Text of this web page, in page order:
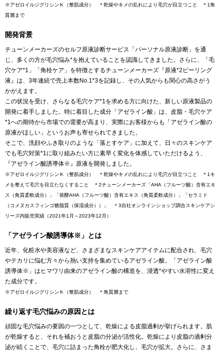
※アゼロイルジグリシンＫ（整肌成分） ＊乾燥やキメの乱れにより毛穴が目立つこと ＊1角
質層まで
開発背景
チューンメーカーズのセルフ原液診断サービス「パーソナル原液診断」を通
じ、多くの方が毛穴悩み*を抱えていることを認識してきました。さらに、「毛
穴ケア*1」「角栓ケア」を特徴とするチューンメーカーズ『原液*2ピーリング
液』は、3年連続で売上本数No.1*3を記録し、その人気からも関心の高さがう
かがえます。
この状況を受け、さらなる毛穴ケア*1を求める方に向けた、新しい原液製品の
開発に着手しました。特に着目した成分「アゼライン酸」は、皮脂・毛穴ケア
*1への期待から市場での需要が高まり、実際にお客様からも「アゼライン酸の
原液がほしい」というお声も寄せられてきました。
そこで、洗顔やふき取りのような「落とすケア」に加えて、日々のスキンケア
でも毛穴対策*1に取り組みたい方に素早く変化を体感していただけるよう、
『アゼライン酸誘導体※』原液を開発しました。
※アゼロイルジグリシンＫ（整肌成分） ＊乾燥やキメの乱れにより毛穴が目立つこと ＊1キ
メを整えて毛穴を目立たなくすること ＊2チューンメーカーズ「AHA（フルーツ酸）含有エキ
ス（角質柔軟成分）」「発酵AHA（フルーツ酸）含有エキス（角質柔軟成分）」「セラミド
（コメヌカスフィンゴ糖脂質（保湿成分））」 ＊3自社オンラインショップ調合スキンケアシ
リーズ内販売実績（2021年1月～2023年12月）
「アゼライン酸誘導体※」とは
近年、化粧水や美容液など、さまざまなスキンケアアイテムに配合され、毛穴
やテカリに悩む方々から熱い支持を集めているアゼライン酸。「アゼライン酸
誘導体※」はヒマワリ由来のアゼライン酸の構造を、浸透*やすい水溶性に変え
た成分です。
※アゼロイルジグリシンＫ（整肌成分） ＊角質層まで
繰り返す毛穴悩みの原因とは
頑固な毛穴悩みの要因の一つとして、乾燥による皮脂過剰が挙げられます。肌
が乾燥すると、それを補おうと皮脂の分泌が活性化。乾燥により皮脂の過剰分
泌が続くことで、毛穴に詰まった角栓が肥大化し、毛穴が拡大。さらに、さま